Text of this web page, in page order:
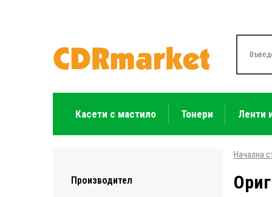
Касети с мастило Тонери Ленти
Производител
Начална